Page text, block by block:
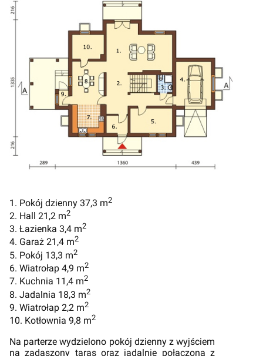
1. Pokój dzienny 37,3 m2
2. Hall 21,2 m2
3. Łazienka 3,4 m2
4. Garaż 21,4 m2
5. Pokój 13,3 m2
6. Wiatrołap 4,9 m2
7. Kuchnia 11,4 m2
8. Jadalnia 18,3 m2
9. Wiatrołap 2,2 m2
10. Kotłownia 9,8 m2
Na parterze wydzielono pokój dzienny z wyjściem
na zadaszony taras oraz jadalnię połączoną z